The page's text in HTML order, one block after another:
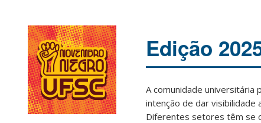
Edição
A comunidade
intenção de dar visibilidade
Diferentes setores têm se